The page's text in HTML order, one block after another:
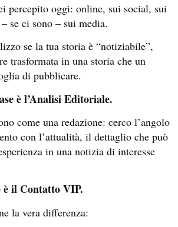
percepito oggi: online, sui social, sui
se ci sono – sui media.
se la tua storia è “notiziabile”,
trasformata in una storia che un
di pubblicare.
è l’Analisi Editoriale.
come una redazione: cerco l’angolo
con l’attualità, il dettaglio che può
in una notizia di interesse
il Contatto VIP.
la vera differenza: